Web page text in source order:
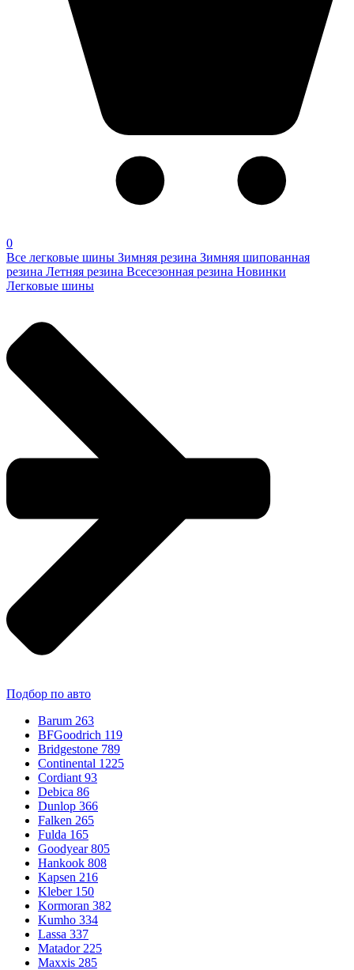
0
Все легковые шины Зимняя резина Зимняя шипованная
резина Летняя резина Всесезонная резина Новинки
Легковые шины
Подбор по авто
Barum 263
BFGoodrich 119
Bridgestone 789
Continental 1225
Cordiant 93
Debica 86
Dunlop 366
Falken 265
Fulda 165
Goodyear 805
Hankook 808
Kapsen 216
Kleber 150
Kormoran 382
Kumho 334
Lassa 337
Matador 225
Maxxis 285